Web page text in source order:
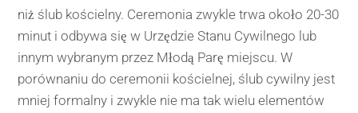
niż ślub kościelny. Ceremonia zwykle trwa około 20-30
minut i odbywa się w Urzędzie Stanu Cywilnego lub
innym wybranym przez Młodą Parę miejscu. W
porównaniu do ceremonii kościelnej, ślub cywilny jest
mniej formalny i zwykle nie ma tak wielu elementów